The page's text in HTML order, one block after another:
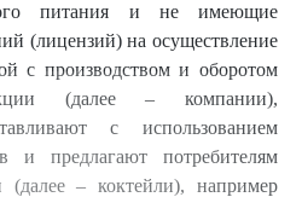
питания и не имеющие
(лицензий) на осуществление
с производством и оборотом
(далее – компании),
с использованием
и предлагают потребителям
(далее – коктейли), например